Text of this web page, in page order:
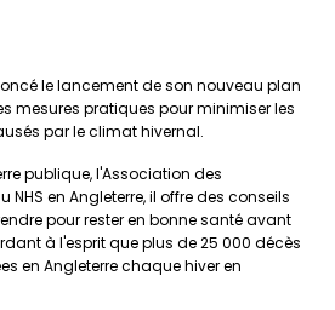
le lancement de son nouveau plan
mesures pratiques pour minimiser les
par le climat hivernal.
publique, l'Association des
en Angleterre, il offre des conseils
pour rester en bonne santé avant
à l'esprit que plus de 25 000 décès
en Angleterre chaque hiver en